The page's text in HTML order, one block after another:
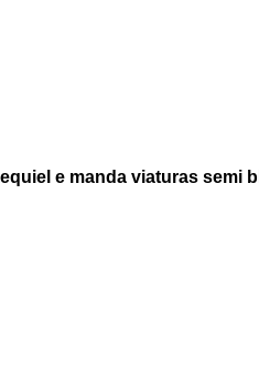
e manda viaturas semi